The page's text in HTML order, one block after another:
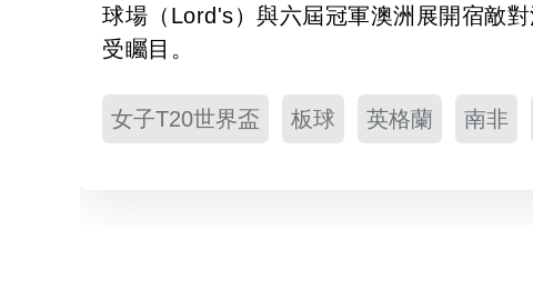
球場（Lord's）與六屆冠軍澳洲展開宿敵
受矚目。
女子T20世界盃 板球 英格蘭 南非